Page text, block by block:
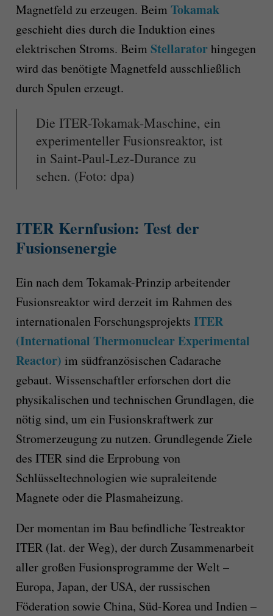
Magnetfeld zu erzeugen. Beim Tokamak
geschieht dies durch die Induktion eines
elektrischen Stroms. Beim Stellaratorhingegen
wird das benötigte Magnetfeld ausschließlich
durch Spulen erzeugt.
Die ITER-Tokamak-Maschine, ein
experimenteller Fusionsreaktor, ist
in Saint-Paul-Lez-Durance zu
sehen. (Foto: dpa)
ITER Kernfusion: Test der
Fusionsenergie
Ein nach dem Tokamak-Prinzip arbeitender
Fusionsreaktor wird derzeit im Rahmen des
internationalen Forschungsprojekts ITER
(International Thermonuclear Experimental
Reactor) im südfranzösischen Cadarache
gebaut. Wissenschaftler erforschen dort die
physikalischen und technischen Grundlagen, die
nötig sind, um ein Fusionskraftwerk zur
Stromerzeugung zu nutzen. Grundlegende Ziele
des ITER sind die Erprobung von
Schlüsseltechnologien wie supraleitende
Magnete oder die Plasmaheizung.
Der momentan im Bau befindliche Testreaktor
ITER (lat. der Weg), der durch Zusammenarbeit
aller großen Fusionsprogramme der Welt –
Europa, Japan, der USA, der russischen
Föderation sowie China, Süd-Korea und Indien –